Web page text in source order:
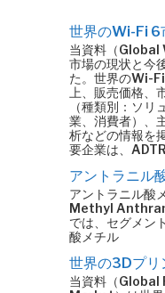
世界のWi-Fi
当資料（
市場の現状と今
た。世界のWi-
上、販売価格、
（種類別：ソ
業、消費者）、
析などの情報を
要企業は、
アントラニル
アントラニル酸
Methyl
では、セグメン
酸メチル
世界の3Dプ
当資料（